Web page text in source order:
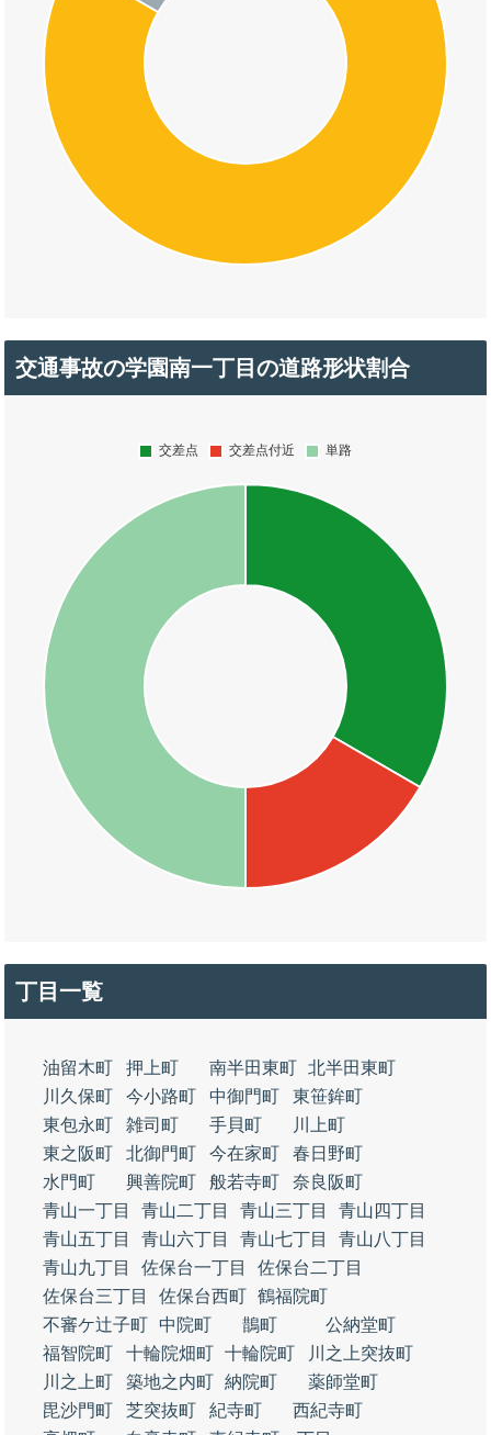
交通事故の学園南一丁目の道路形状割合
丁目一覧
油留木町 押上町 南半田東町 北半田東町
川久保町
今小路町 中御門町
東笹鉾町
東包永町
雑司町 手貝町
川上町
東之阪町
北御門町 今在家町
春日野町
水門町
興善院町 般若寺町
奈良阪町
青山一丁目
青山二丁目 青山三丁目
青山四丁目
青山五丁目
青山六丁目 青山七丁目
青山八丁目
青山九丁目
佐保台一丁目
佐保台二丁目
佐保台三丁目
佐保台西町 鶴福院町
不審ケ辻子町
中院町 鵲町
公納堂町
福智院町
十輪院畑町 十輪院町
川之上突抜町
川之上町
築地之内町 納院町
薬師堂町
毘沙門町
芝突抜町 紀寺町
西紀寺町